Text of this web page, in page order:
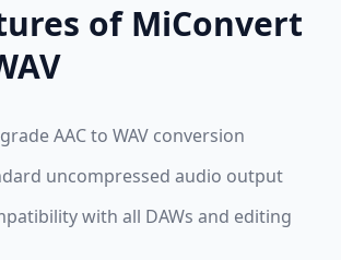
of MiConvert
AAC to WAV conversion
uncompressed audio output
with all DAWs and editing